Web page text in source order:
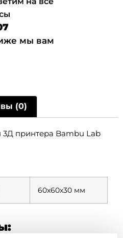
мы вам
(0)
принтера Bambu Lab
60х60х30 мм